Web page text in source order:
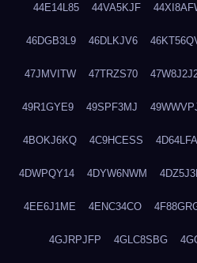
44E14L85 44VA5KJF
46DGB3L9 46DLKJV6
47JMVITW 47TRZS70
49R1GYE9 49SPF3MJ
4BOKJ6KQ 4C9HCESS
4DWPQY14 4DYW6NWM
4EE6J1ME 4ENC34CO
4GJRPJFP 4GLC8SBG